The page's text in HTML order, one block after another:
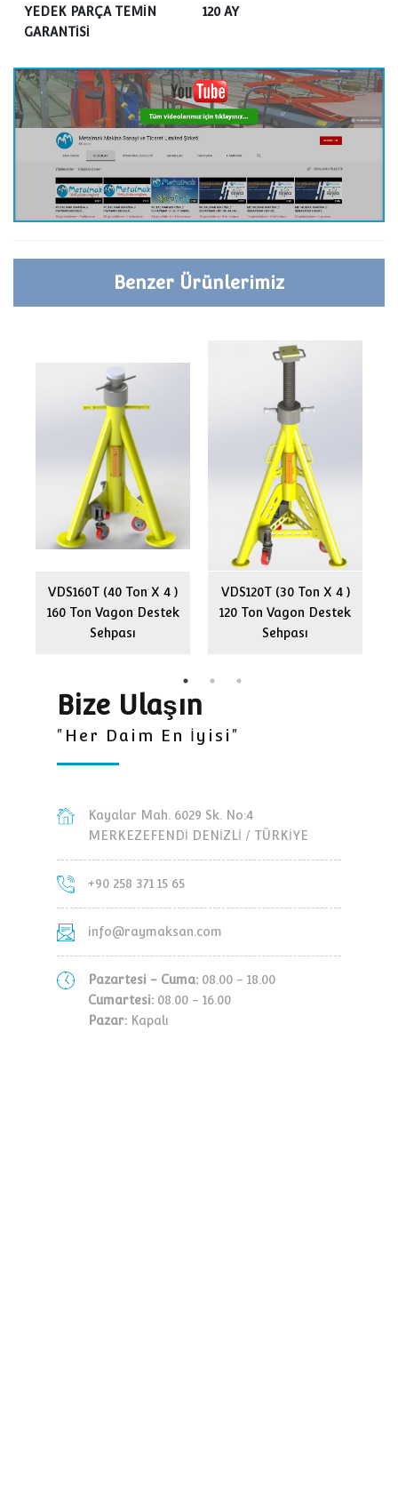
YEDEK PARÇA TEMİN
GARANTİSİ
120 AY
Benzer Ürünlerimiz
VDS160T (40 Ton X 4 )
160 Ton Vagon Destek
Sehpası
VDS120T (30 Ton X 4 )
120 Ton Vagon Destek
Sehpası
Bize Ulaşın
"Her Daim En İyisi"
Kayalar Mah. 6029 Sk. No:4
MERKEZEFENDİ DENİZLİ / TÜRKİYE
+90 258 371 15 65
info@raymaksan.com
Pazartesi - Cuma: 08.00 - 18.00
Cumartesi: 08.00 - 16.00
Pazar: Kapalı